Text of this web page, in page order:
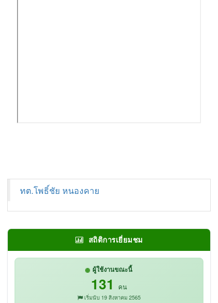
ทต.โพธิ์ชัย หนองคาย
สถิติการเยี่ยมชม
ผู้ใช้งานขณะนี้
131 คน
เริ่มนับ 19 สิงหาคม 2565